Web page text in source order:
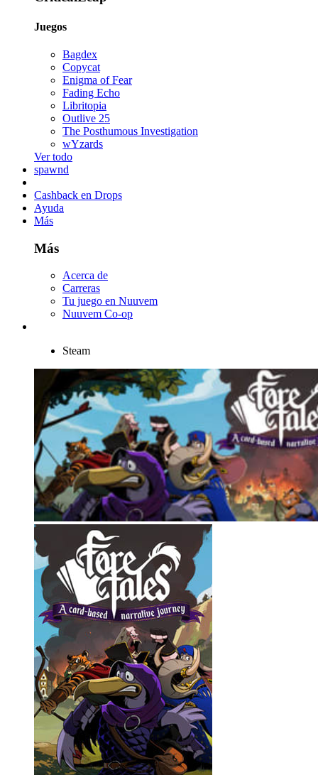
Juegos
Bagdex
Copycat
Enigma of Fear
Fading Echo
Libritopia
Outlive 25
The Posthumous Investigation
wYzards
Ver todo
spawnd
Cashback en Drops
Ayuda
Más
Más
Acerca de
Carreras
Tu juego en Nuuvem
Nuuvem Co-op
Steam